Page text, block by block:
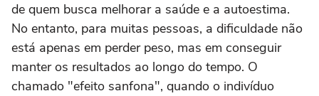
de quem busca melhorar a saúde e a autoestima.
No entanto, para muitas pessoas, a dificuldade não
está apenas em perder peso, mas em conseguir
manter os resultados ao longo do tempo. O
chamado "efeito sanfona", quando o indivíduo